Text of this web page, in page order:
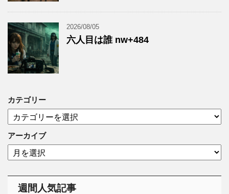
2026/08/05
六人目は誰 nw+484
カテゴリー
テ
ゴ
リ
ー
アーカイブ
ア
ー
週間人気記事